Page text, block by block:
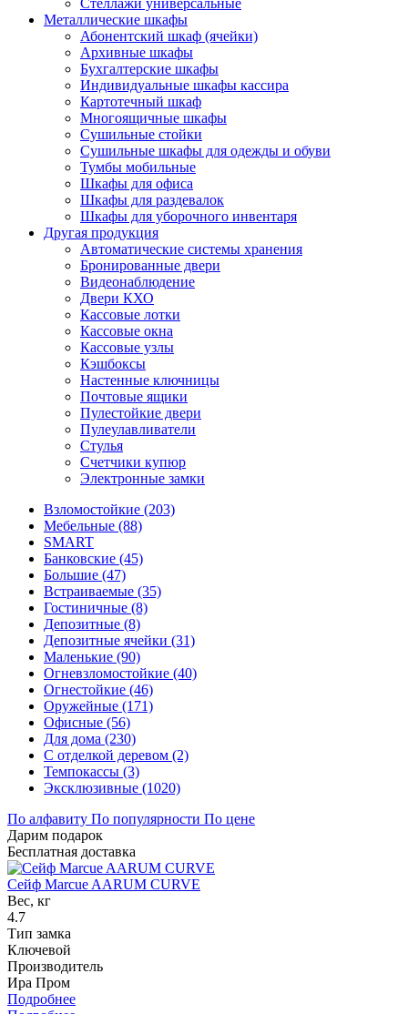
Металлические шкафы
Абонентский шкаф (ячейки)
Архивные шкафы
Бухгалтерские шкафы
Индивидуальные шкафы кассира
Картотечный шкаф
Многоящичные шкафы
Сушильные стойки
Сушильные шкафы для одежды и обуви
Тумбы мобильные
Шкафы для офиса
Шкафы для раздевалок
Шкафы для уборочного инвентаря
Другая продукция
Автоматические системы хранения
Бронированные двери
Видеонаблюдение
Двери КХО
Кассовые лотки
Кассовые окна
Кассовые узлы
Кэшбоксы
Настенные ключницы
Почтовые ящики
Пулестойкие двери
Пулеулавливатели
Стулья
Счетчики купюр
Электронные замки
Взломостойкие (203)
Мебельные (88)
SMART
Банковские (45)
Большие (47)
Встраиваемые (35)
Гостиничные (8)
Депозитные (8)
Депозитные ячейки (31)
Маленькие (90)
Огневзломостойкие (40)
Огнестойкие (46)
Оружейные (171)
Офисные (56)
Для дома (230)
С отделкой деревом (2)
Темпокассы (3)
Эксклюзивные (1020)
По алфавиту По популярности По цене
Дарим подарок
Бесплатная доставка
Сейф Marcue AARUM CURVE
Вес, кг
4.7
Тип замка
Ключевой
Производитель
Ира Пром
Подробнее